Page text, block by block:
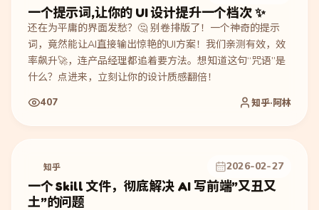
一个提示词,让你的 UI 设计提升一个档次 ✨
还在为平庸的界面发愁？🤔 别卷排版了！一个神奇的提示
词，竟然能让AI直接输出惊艳的UI方案！我们亲测有效，效
率飙升🚀，连产品经理都追着要方法。想知道这句“咒语”是
什么？点进来，立刻让你的设计质感翻倍！
407 知乎·阿林
知乎 2026-02-27
一个 Skill 文件，彻底解决 AI 写前端”又丑又
土”的问题